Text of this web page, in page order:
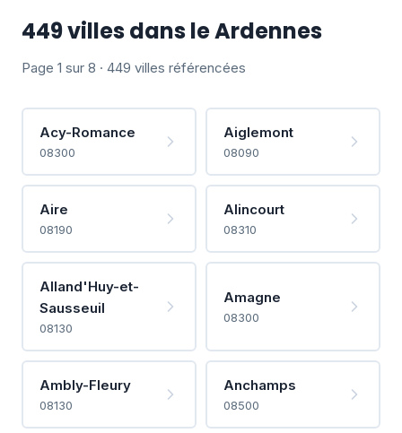
449 villes dans le Ardennes
Page 1 sur 8 · 449 villes référencées
Acy-Romance
08300
Aiglemont
08090
Aire
08190
Alincourt
08310
Alland'Huy-et-
Sausseuil
08130
Amagne
08300
Ambly-Fleury
08130
Anchamps
08500